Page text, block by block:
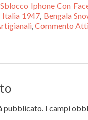
Sblocco Iphone Con
Italia 1947, Bengala
,Commento
pubblicato. I campi